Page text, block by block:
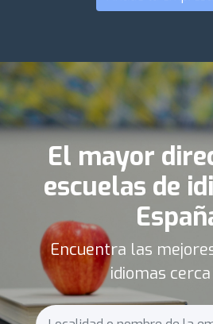
El mayor
escuelas de
Encuentra las
idiomas